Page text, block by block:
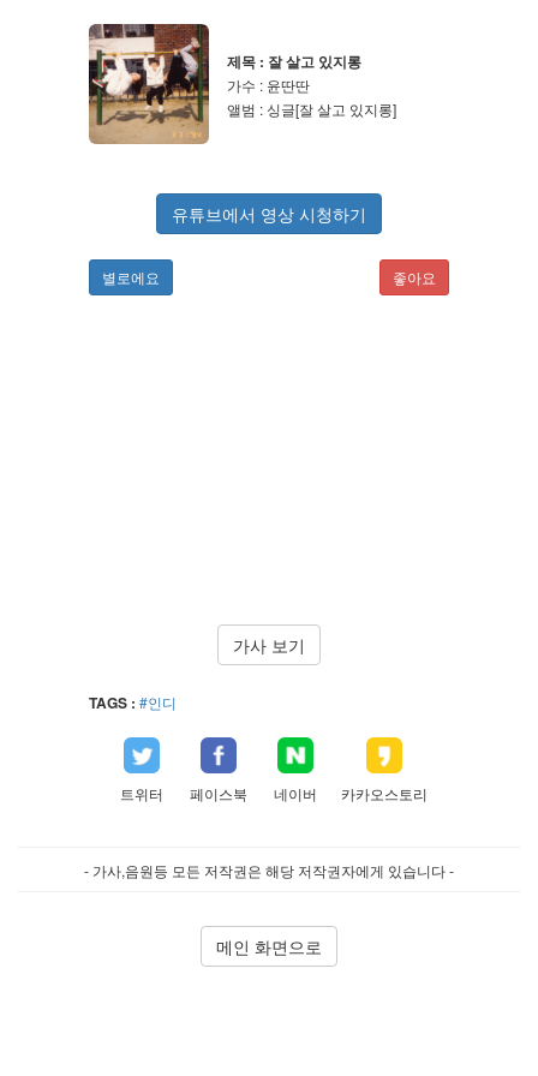
제목 : 잘 살고 있지롱
가수 : 윤딴딴
앨범 : 싱글[잘 살고 있지롱]
유튜브에서 영상 시청하기
별로에요 좋아요
가사 보기
TAGS : #인디
트위터 페이스북 네이버 카카오스토리
- 가사,음원등 모든 저작권은 해당 저작권자에게 있습니다 -
메인 화면으로